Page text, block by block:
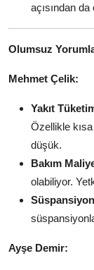
açısından da
Olumsuz
Mehmet Çelik:
Yakıt
Özellikle
düşük.
Bakım
olabiliyor.
Ayşe Demir: